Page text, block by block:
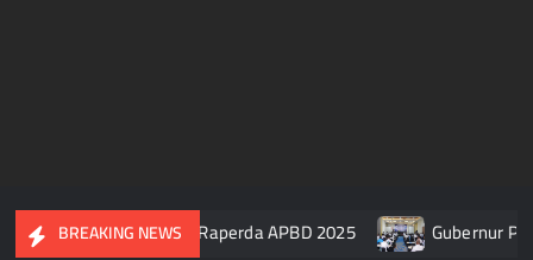
BREAKING NEWS
Tengah Setujui Raperda APBD 2025 Gubernur